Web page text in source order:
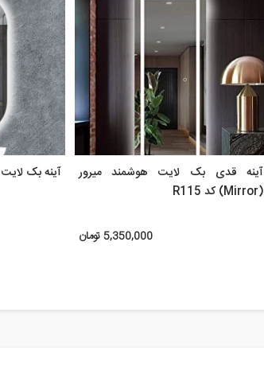
آینه قدی بک لایت هوشمند میرور
(Mirror) کد R115
5,350,000 تومان
آینه بک